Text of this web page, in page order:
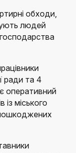
обходи,
людей
ради та 4
оперативний
із міського